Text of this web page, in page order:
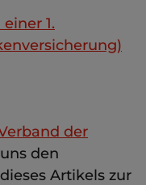
1.
der
den
Artikels zur